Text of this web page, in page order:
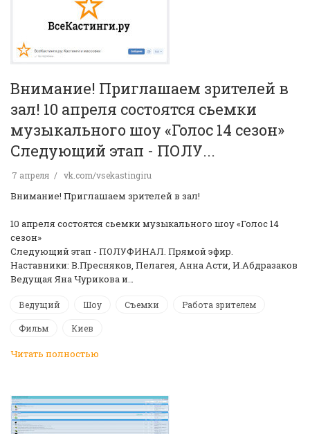
Внимание! Приглашаем зрителей в
зал! 10 апреля состоятся сьемки
музыкального шоу «Голос 14 сезон»
Следующий этап - ПОЛУ...
7 апреля vk.com/vsekastingiru
Внимание! Приглашаем зрителей в зал!
10 апреля состоятся сьемки музыкального шоу «Голос 14
сезон»
Следующий этап - ПОЛУФИНАЛ. Прямой эфир.
Наставники: В.Пресняков, Пелагея, Анна Асти, И.Абдразаков
Ведущая Яна Чурикова и…
Ведущий Шоу Съемки Работа зрителем
Фильм Киев
Читать полностью